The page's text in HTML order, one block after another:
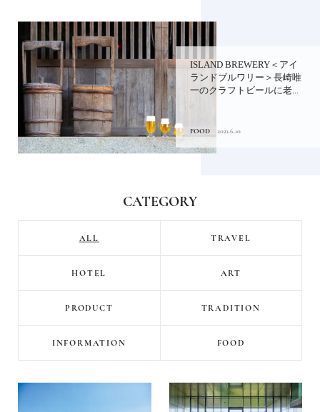
ISLAND BREWERY＜アイ
ランドブルワリー＞長崎唯
一のクラフトビールに老...
FOOD 2021.6.10
CATEGORY
ALL TRAVEL
HOTEL ART
PRODUCT TRADITION
INFORMATION FOOD